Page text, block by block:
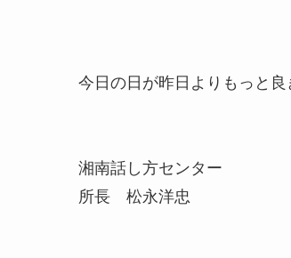
今日の日が昨日よりもっと良
湘南話し方センター
所長 松永洋忠